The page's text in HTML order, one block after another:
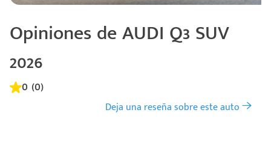
Opiniones de AUDI Q3 SUV
2026
0 (0)
Deja una reseña sobre este auto